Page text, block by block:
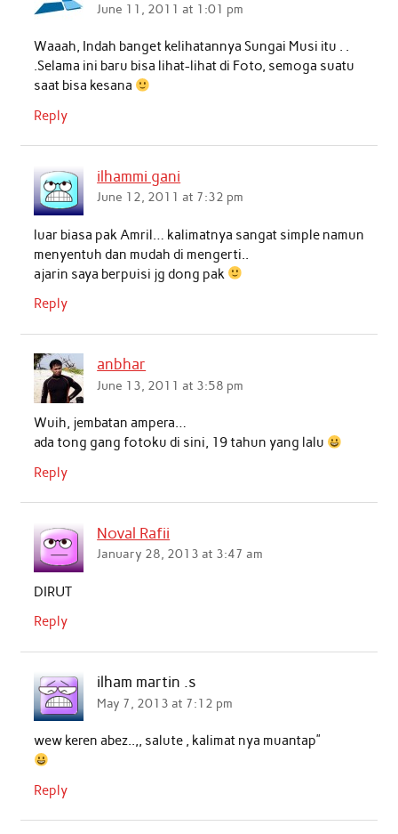
June 11, 2011 at 1:01 pm
Waaah, Indah banget kelihatannya Sungai Musi itu . .
.Selama ini baru bisa lihat-lihat di Foto, semoga suatu
saat bisa kesana
Reply
ilhammi gani
June 12, 2011 at 7:32 pm
luar biasa pak Amril… kalimatnya sangat simple namun
menyentuh dan mudah di mengerti..
ajarin saya berpuisi jg dong pak
Reply
anbhar
June 13, 2011 at 3:58 pm
Wuih, jembatan ampera…
ada tong gang fotoku di sini, 19 tahun yang lalu
Reply
Noval Rafii
January 28, 2013 at 3:47 am
DIRUT
Reply
ilham martin .s
May 7, 2013 at 7:12 pm
wew keren abez..,, salute , kalimat nya muantap”
Reply